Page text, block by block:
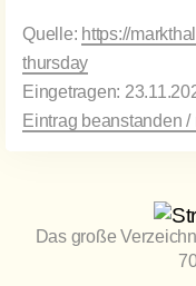
Quelle: https://
thursday
Eingetragen:
Eintrag beanstanden /
Das große